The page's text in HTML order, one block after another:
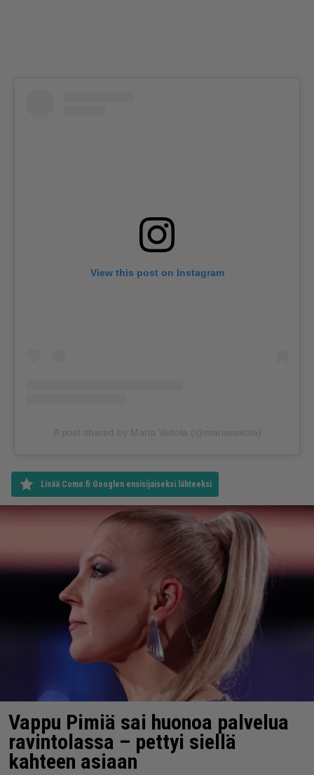
View this post on Instagram
A post shared by Maria Veitola (@mariaveitola)
Lisää Como.fi Googlen ensisijaiseksi lähteeksi
Vappu Pimiä sai huonoa palvelua
ravintolassa – pettyi siellä
kahteen asiaan